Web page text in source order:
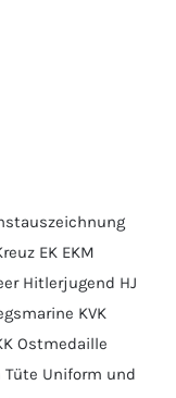
EK EKM
Hitlerjugend HJ
KVK
Ostmedaille
Tüte Uniform und